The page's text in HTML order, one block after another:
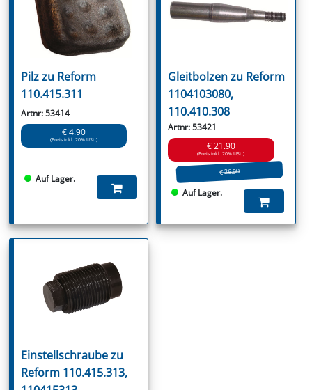
Pilz zu Reform
110.415.311
Artnr: 53414
€ 4.90
(Preis inkl. 20% USt.)
Auf Lager.
Gleitbolzen zu Reform
1104103080,
110.410.308
Artnr: 53421
€ 21.90
(Preis inkl. 20% USt.)
€ 26.90
Auf Lager.
Einstellschraube zu
Reform 110.415.313,